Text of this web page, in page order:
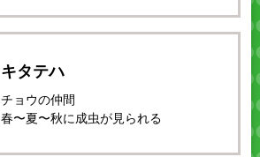
キタテハ
チョウの仲間
春〜夏〜秋に成虫が見られる